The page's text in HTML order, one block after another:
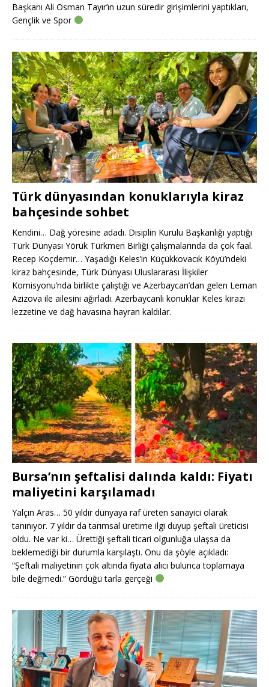
Başkanı Ali Osman Tayır’ın uzun süredir girişimlerini yaptıkları,
Gençlik ve Spor
Türk dünyasından konuklarıyla kiraz
bahçesinde sohbet
Kendini… Dağ yöresine adadı. Disiplin Kurulu Başkanlığı yaptığı
Türk Dünyası Yörük Türkmen Birliği çalışmalarında da çok faal.
Recep Koçdemir… Yaşadığı Keles’in Küçükkovacık Köyü’ndeki
kiraz bahçesinde, Türk Dünyası Uluslararası İlişkiler
Komisyonu’nda birlikte çalıştığı ve Azerbaycan’dan gelen Leman
Azizova ile ailesini ağırladı. Azerbaycanlı konuklar Keles kirazı
lezzetine ve dağ havasına hayran kaldılar.
Bursa’nın şeftalisi dalında kaldı: Fiyatı
maliyetini karşılamadı
Yalçın Aras… 50 yıldır dünyaya raf üreten sanayici olarak
tanınıyor. 7 yıldır da tarımsal üretime ilgi duyup şeftali üreticisi
oldu. Ne var ki… Ürettiği şeftali ticari olgunluğa ulaşsa da
beklemediği bir durumla karşılaştı. Onu da şöyle açıkladı:
“Şeftali maliyetinin çok altında fiyata alıcı bulunca toplamaya
bile değmedi.” Gördüğü tarla gerçeği